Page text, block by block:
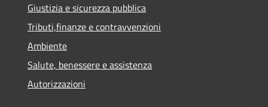
Giustizia e sicurezza pubblica
Tributi,finanze e contravvenzioni
Ambiente
Salute, benessere e assistenza
Autorizzazioni